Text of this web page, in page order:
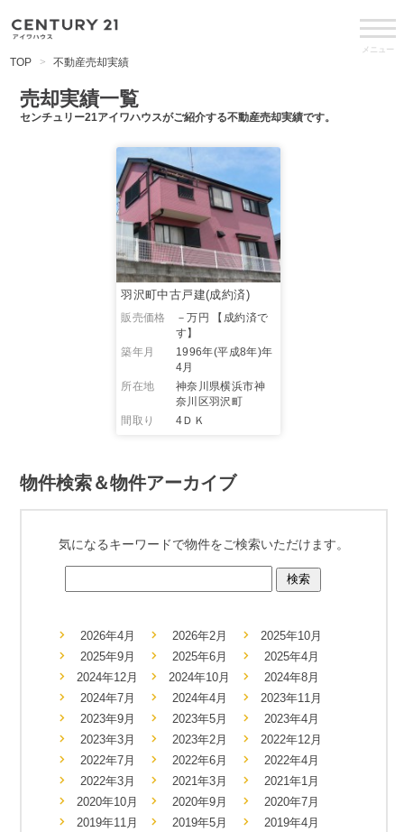
メニュー
TOP 不動産売却実績
売却実績一覧
センチュリー21アイワハウスがご紹介する不動産売却実績です。
羽沢町中古戸建(成約済)
販売価格 －万円
【成約済で
す】
築年月
1996年(平成8年)年
4月
所在地
神奈川県横浜市神
奈川区羽沢町
間取り
4ＤＫ
物件検索＆物件アーカイブ
気になるキーワードで物件をご検索いただけます。
2026年4月 2026年2月
2025年10月
2025年9月
2025年6月
2025年4月
2024年12月
2024年10月
2024年8月
2024年7月
2024年4月
2023年11月
2023年9月
2023年5月
2023年4月
2023年3月
2023年2月
2022年12月
2022年7月
2022年6月
2022年4月
2022年3月
2021年3月
2021年1月
2020年10月
2020年9月
2020年7月
2019年11月
2019年5月
2019年4月